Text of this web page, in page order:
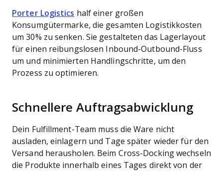
Porter Logistics half einer großen
Konsumgütermarke, die gesamten Logistikkosten
um 30% zu senken. Sie gestalteten das Lagerlayout
für einen reibungslosen Inbound-Outbound-Fluss
um und minimierten Handlingschritte, um den
Prozess zu optimieren.
Schnellere Auftragsabwicklung
Dein Fulfillment-Team muss die Ware nicht
ausladen, einlagern und Tage später wieder für den
Versand herausholen. Beim Cross-Docking wechseln
die Produkte innerhalb eines Tages direkt von der